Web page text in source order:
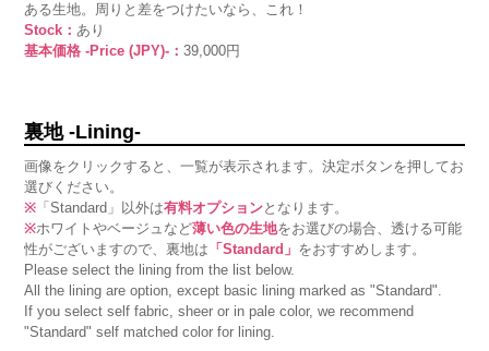
ある生地。周りと差をつけたいなら、これ！
Stock：あり
基本価格 -Price (JPY)-：39,000円
裏地 -Lining-
画像をクリックすると、一覧が表示されます。決定ボタンを押してお
選びください。
※ 「Standard」以外は有料オプションとなります。
※ホワイトやベージュなど薄い色の生地をお選びの場合、透ける可能
性がございますので、裏地は 「Standard」 をおすすめします。
Please select the lining from the list below.
All the lining are option, except basic lining marked as "Standard".
If you select self fabric, sheer or in pale color, we recommend
"Standard" self matched color for lining.